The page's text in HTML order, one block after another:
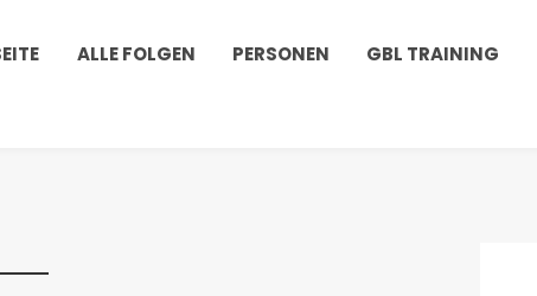
ALLE FOLGEN PERSONEN GBL TRAINING